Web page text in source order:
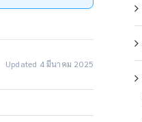
Updated 4 มีนาคม 2025